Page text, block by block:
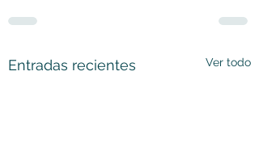
Entradas recientes Ver todo